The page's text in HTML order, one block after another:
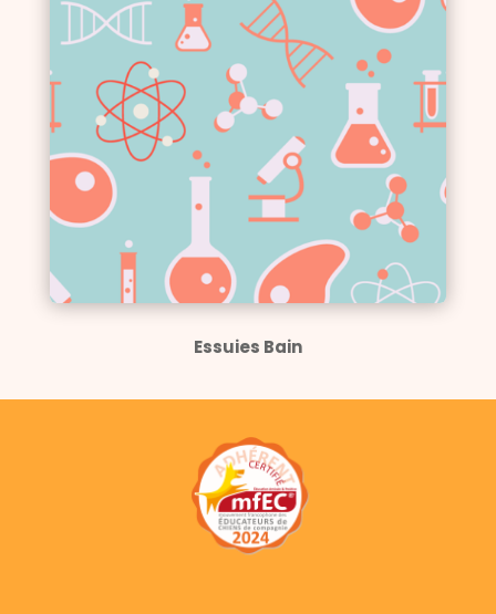
Essuies Bain